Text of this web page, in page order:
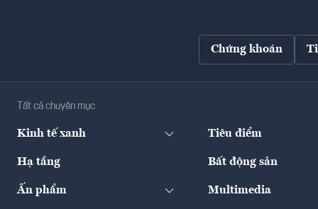
Chứng khoán
Tất cả chuyên mục
Kinh tế xanh Tiêu điểm
Hạ tầng Bất động sản
Ấn phẩm Multimedia